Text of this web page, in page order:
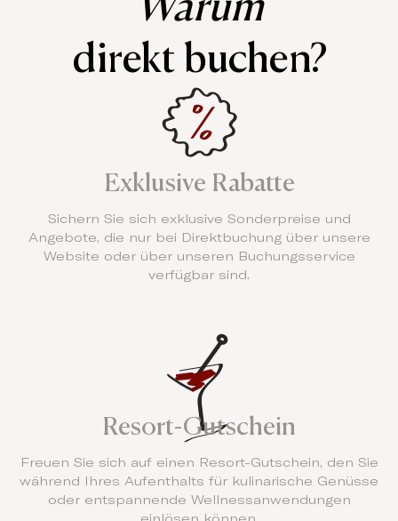
direkt buchen?
Exklusive Rabatte
Sichern Sie sich exklusive Sonderpreise und
Angebote, die nur bei Direktbuchung über unsere
Website oder über unseren Buchungsservice
verfügbar sind.
Resort-Gutschein
Freuen Sie sich auf einen Resort-Gutschein, den Sie
während Ihres Aufenthalts für kulinarische Genüsse
oder entspannende Wellnessanwendungen